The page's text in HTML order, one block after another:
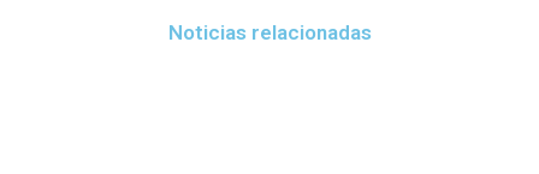
Noticias relacionadas